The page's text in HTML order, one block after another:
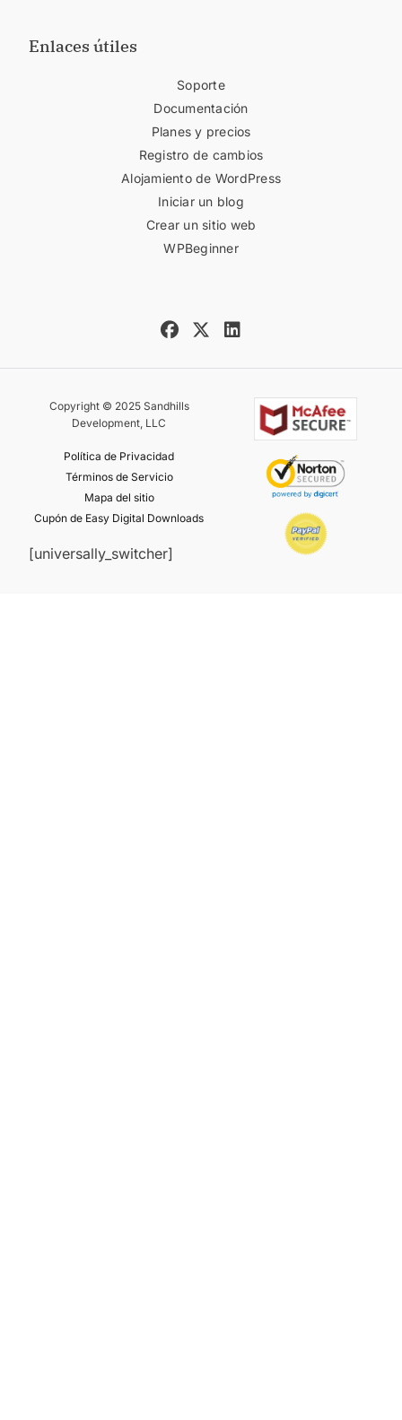
Enlaces útiles
Soporte
Documentación
Planes y precios
Registro de cambios
Alojamiento de WordPress
Iniciar un blog
Crear un sitio web
WPBeginner
Copyright © 2025 Sandhills
Development, LLC
Política de Privacidad
Términos de Servicio
Mapa del sitio
Cupón de Easy Digital Downloads
[universally_switcher]